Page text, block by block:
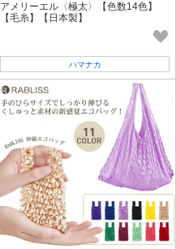
アメリーエル〈極太〉【色数14色】
【毛糸】【日本製】
ハマナカ